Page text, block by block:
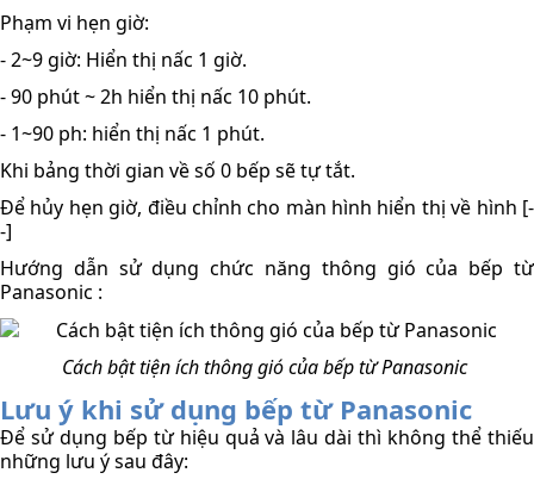
Phạm vi hẹn giờ:
- 2~9 giờ: Hiển thị nấc 1 giờ.
- 90 phút ~ 2h hiển thị nấc 10 phút.
- 1~90 ph: hiển thị nấc 1 phút.
Khi bảng thời gian về số 0 bếp sẽ tự tắt.
Để hủy hẹn giờ, điều chỉnh cho màn hình hiển thị về hình [-
-]
Hướng dẫn sử dụng chức năng thông gió của bếp từ
Panasonic :
Cách bật tiện ích thông gió của bếp từ Panasonic
Lưu ý khi sử dụng bếp từ Panasonic
Để sử dụng bếp từ hiệu quả và lâu dài thì không thể thiếu
những lưu ý sau đây: